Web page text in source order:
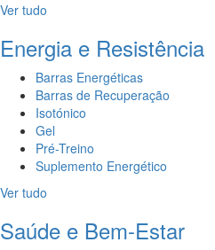
Ver tudo
Energia e Resistência
Barras Energéticas
Barras de Recuperação
Isotónico
Gel
Pré-Treino
Suplemento Energético
Ver tudo
Saúde e Bem-Estar